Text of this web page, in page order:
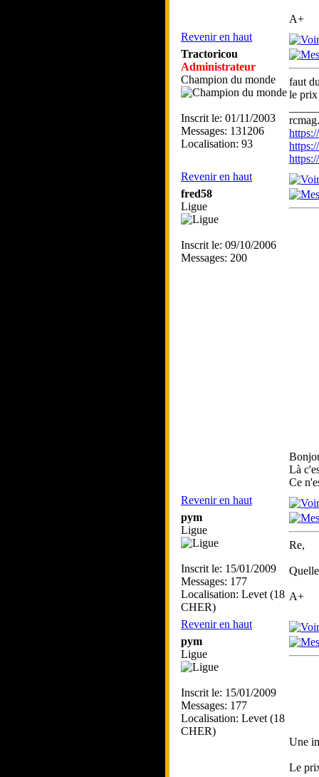
A+
Revenir en haut
Tractoricou
Administrateur
Champion du monde
Inscrit le: 01/11/2003
Messages: 131206
Localisation: 93
faut
le prix
Revenir en haut
fred58
Ligue
Inscrit le: 09/10/2006
Messages: 200
Là
Ce
Revenir en haut
pym
Ligue
Inscrit le: 15/01/2009
Messages: 177
Localisation: Levet (18
CHER)
Re,
A+
Revenir en haut
pym
Ligue
Inscrit le: 15/01/2009
Messages: 177
Localisation: Levet (18
CHER)
Une
Le